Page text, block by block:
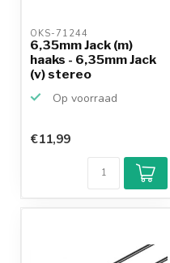
OKS-71244
6,35mm Jack (m)
haaks - 6,35mm Jack
(v) stereo
Op voorraad
€11,99